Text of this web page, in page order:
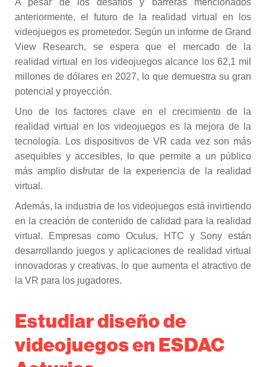
A pesar de los desafíos y barreras mencionados
anteriormente, el futuro de la realidad virtual en los
videojuegos es prometedor. Según un informe de Grand
View Research, se espera que el mercado de la
realidad virtual en los videojuegos alcance los 62,1 mil
millones de dólares en 2027, lo que demuestra su gran
potencial y proyección.
Uno de los factores clave en el crecimiento de la
realidad virtual en los videojuegos es la mejora de la
tecnología. Los dispositivos de VR cada vez son más
asequibles y accesibles, lo que permite a un público
más amplio disfrutar de la experiencia de la realidad
virtual.
Además, la industria de los videojuegos está invirtiendo
en la creación de contenido de calidad para la realidad
virtual. Empresas como Oculus, HTC y Sony están
desarrollando juegos y aplicaciones de realidad virtual
innovadoras y creativas, lo que aumenta el atractivo de
la VR para los jugadores.
Estudiar diseño de
videojuegos en ESDAC